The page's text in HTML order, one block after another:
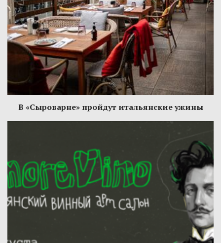
В «Сыроварне» пройдут итальянские ужины